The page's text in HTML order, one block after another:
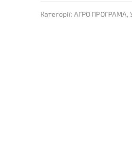
Категорії: АГРО ПРОГРАМА,